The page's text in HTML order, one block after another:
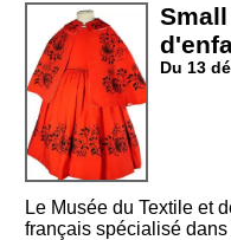
Du 13
Le Musée du Textile et
français spécialisé